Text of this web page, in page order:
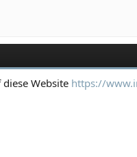
Website https://